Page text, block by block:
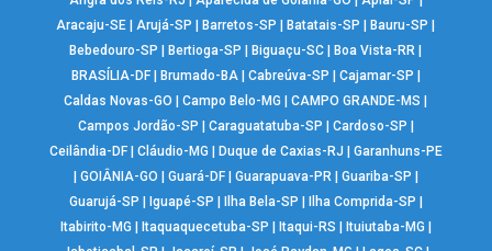
Aracaju-SE |Arujá-SP Barretos-SP Batatais-SP Bauru-SP
Bebedouro-SP
Bertioga-SP Biguaçu-SC Boa Vista-RR
BRASÍLIA-DF| Brumado-BA| Cabreúva-SP Cajamar-SP
Caldas Novas-GO
|Campo Belo-MG |CAMPO GRANDE-MS
Campos Jordão-SP
Caraguatatuba-SP Cardoso-SP
Ceilândia-DF| Cláudio-MG Duque de Caxias-RJ
Garanhuns-PE
GOIÂNIA-GO Guará-DF| Guarapuava-PR| Guariba-SP
Guarujá-SP
Iguapé-SP Ilha Bela-SP Ilha Comprida-SP
Itabirito-MG
Itaquaquecetuba-SP Itaqui-RS Ituiutaba-MG